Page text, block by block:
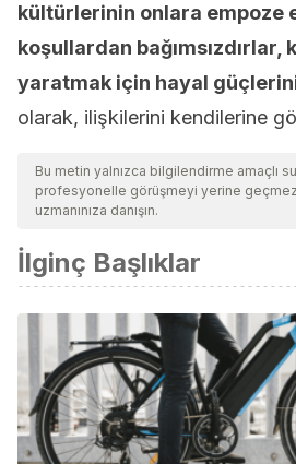
kültürlerinin onlara empoze
koşullardan
yaratmak için hayal
olarak, ilişkilerini kendilerine
Bu metin yalnızca bilgilendirme amaçlı
profesyonelle görüşmeyi yerine
uzmanınıza danışın.
İlginç Başlıklar